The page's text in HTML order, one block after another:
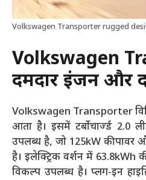
Volkswagen Transporter rugged
Volkswagen
दमदार इंजन और
Volkswagen Transporter
आता है। इसमें टर्बोचार्ज्ड 2.0
उपलब्ध है, जो 125kW की पावर
है। इलेक्ट्रिक वर्शन में 63.8kWh
विकल्प उपलब्ध है। प्लग-इन